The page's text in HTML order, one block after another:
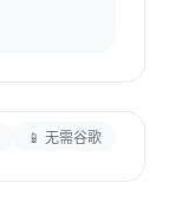
📱 无需谷歌